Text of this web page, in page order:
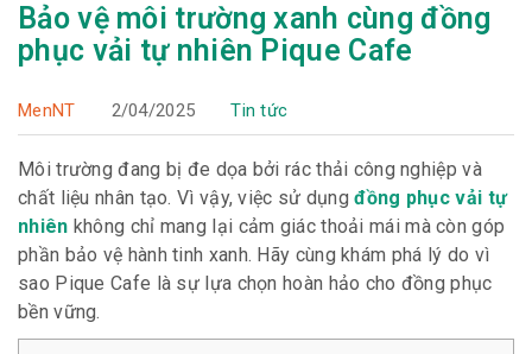
Bảo vệ môi trường xanh cùng đồng
phục vải tự nhiên Pique Cafe
MenNT 2/04/2025 Tin tức
Môi trường đang bị đe dọa bởi rác thải công nghiệp và
chất liệu nhân tạo. Vì vậy, việc sử dụng đồng phục vải tự
nhiên không chỉ mang lại cảm giác thoải mái mà còn góp
phần bảo vệ hành tinh xanh. Hãy cùng khám phá lý do vì
sao Pique Cafe là sự lựa chọn hoàn hảo cho đồng phục
bền vững.